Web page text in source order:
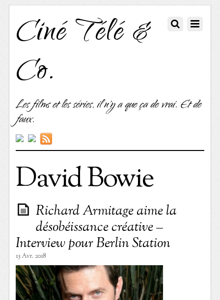
Ciné Télé &
Co.
Les films et les séries, il n'y a que ça de vrai. Et de
faux.
David Bowie
Richard Armitage aime la
désobéissance créative –
Interview pour Berlin Station
15 Avr. 2018